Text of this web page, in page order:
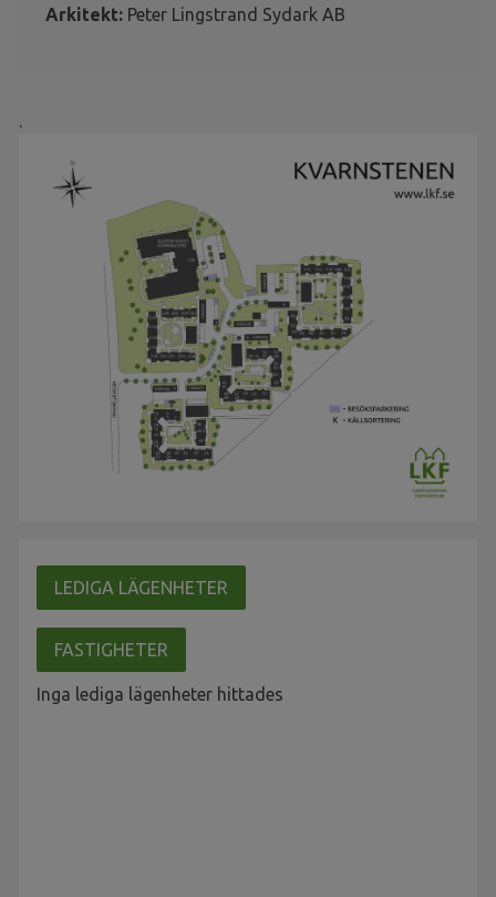
Arkitekt: Peter Lingstrand Sydark AB
.
LEDIGA LÄGENHETER
FASTIGHETER
Inga lediga lägenheter hittades